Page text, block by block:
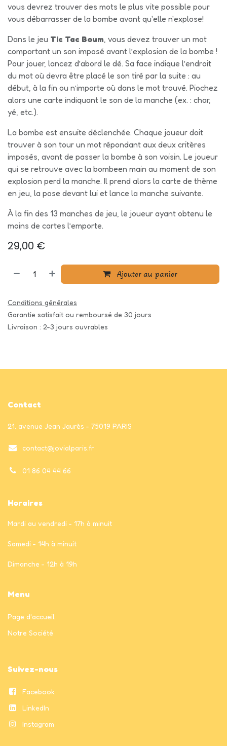
vous devrez trouver des mots le plus vite possible pour
vous débarrasser de la bombe avant qu'elle n'explose!
Dans le jeu Tic Tac Boum , vous devez trouver un mot
comportant un son imposé avant l’explosion de la bombe !
Pour jouer, lancez d’abord le dé. Sa face indique l’endroit
du mot où devra être placé le son tiré par la suite : au
début, à la fin ou n’importe où dans le mot trouvé. Piochez
alors une carte indiquant le son de la manche (ex. : char,
yé, etc.).
La bombe est ensuite déclenchée. Chaque joueur doit
trouver à son tour un mot répondant aux deux critères
imposés, avant de passer la bombe à son voisin. Le joueur
qui se retrouve avec la bombeen main au moment de son
explosion perd la manche. Il prend alors la carte de thème
en jeu, la pose devant lui et lance la manche suivante.
À la fin des 13 manches de jeu, le joueur ayant obtenu le
moins de cartes l’emporte.
29,00 €
Ajouter au panier
Conditions générales
Garantie satisfait ou remboursé de 30 jours
Livraison : 2-3 jours ouvrables
Contact
21, avenue Jean Jaurès - 75019 PARIS
contact@jovialparis.fr
01 86 04 44 66
Horaires
Mardi au vendredi - 17h à minuit
Samedi - 14h à minuit
Dimanche - 12h à 19h
Menu
Page d'accueil
Notre Société
Suivez-nous
Facebook
LinkedIn
Instagram